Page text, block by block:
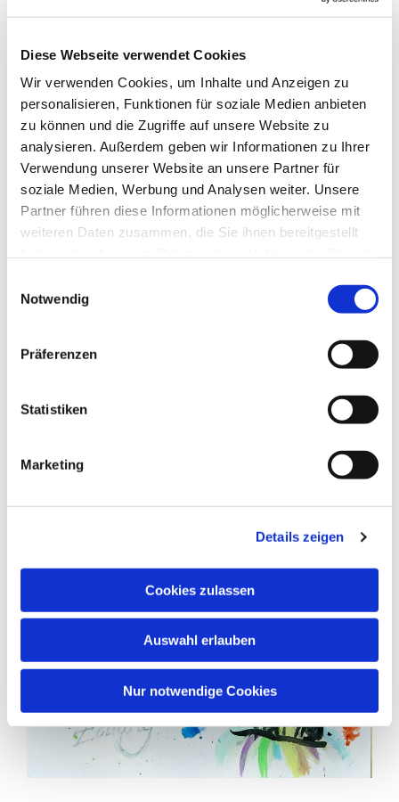
Diese Webseite verwendet Cookies
Wir verwenden Cookies, um Inhalte und Anzeigen zu
personalisieren, Funktionen für soziale Medien anbieten
zu können und die Zugriffe auf unsere Website zu
analysieren. Außerdem geben wir Informationen zu Ihrer
Verwendung unserer Website an unsere Partner für
soziale Medien, Werbung und Analysen weiter. Unsere
Partner führen diese Informationen möglicherweise mit
weiteren Daten zusammen, die Sie ihnen bereitgestellt
Notwendig
Präferenzen
Statistiken
Marketing
Details zeigen
Cookies zulassen
Auswahl erlauben
Nur notwendige Cookies